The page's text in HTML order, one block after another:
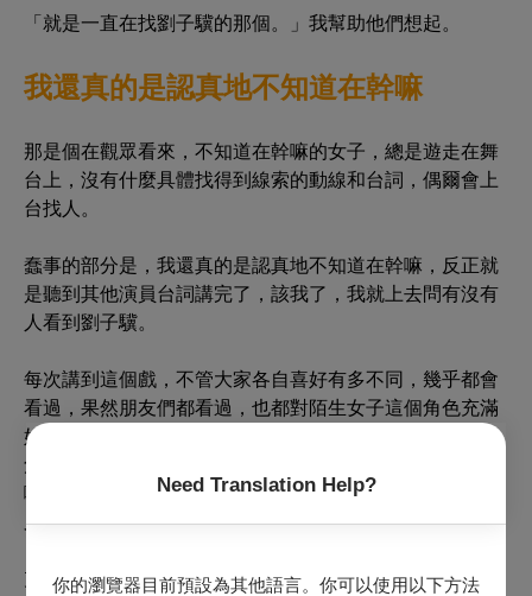
Need Translation Help?
你的瀏覽器目前預設為其他語言。你可以使用以下方法
「就是一直在找劉子驥的那個。」我幫助他們想起。
我還真的是認真地不知道在幹嘛
那是個在觀眾看來，不知道在幹嘛的女子，總是遊走在舞
台上，沒有什麼具體找得到線索的動線和台詞，偶爾會上
台找人。
蠢事的部分是，我還真的是認真地不知道在幹嘛，反正就
是聽到其他演員台詞講完了，該我了，我就上去問有沒有
人看到劉子驥。
每次講到這個戲，不管大家各自喜好有多不同，幾乎都會
看過，果然朋友們都看過，也都對陌生女子這個角色充滿
好奇，其實在那之前，我已經跟賴聲川老師合作過《十三
角關係》，當時的我完全不知道舞台劇是什麼，整個過程
嚇出自己和旁人一身冷汗，後來在茫然無措還沒卸下時，
又接了《暗戀桃花源》的陌生女子。
充滿智慧的賴老師那時已經很了解我了，總是在我假裝沒